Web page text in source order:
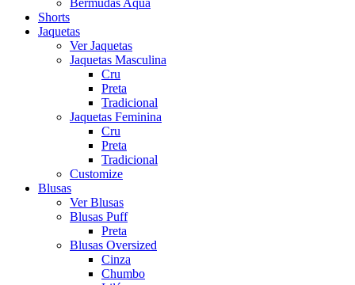
Bermudas Aqua
Shorts
Jaquetas
Ver Jaquetas
Jaquetas Masculina
Cru
Preta
Tradicional
Jaquetas Feminina
Cru
Preta
Tradicional
Customize
Blusas
Ver Blusas
Blusas Puff
Preta
Blusas Oversized
Cinza
Chumbo